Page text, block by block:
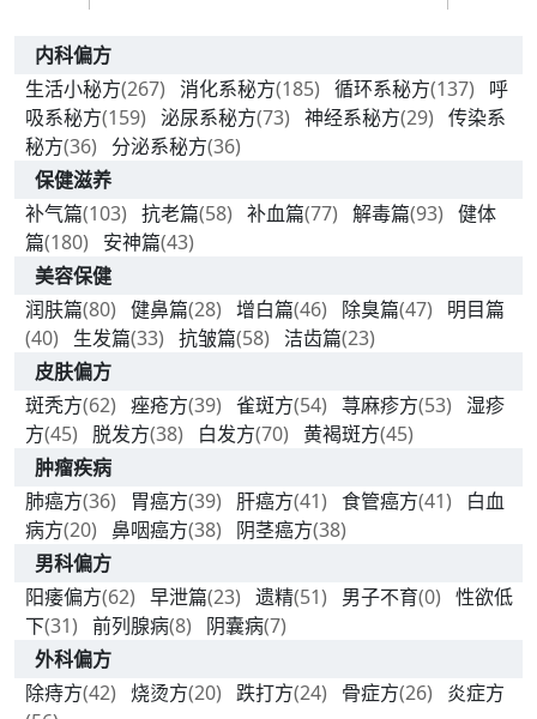
内科偏方
生活小秘方(267) 消化系秘方(185) 循环系秘方(137)
呼
吸系秘方(159) 泌尿系秘方(73) 神经系秘方(29) 传染系
秘方(36) 分泌系秘方(36)
保健滋养
补气篇(103) 抗老篇(58) 补血篇(77) 解毒篇(93) 健体
篇(180) 安神篇(43)
美容保健
润肤篇(80) 健鼻篇(28) 增白篇(46) 除臭篇(47)
明目篇
(40)
生发篇(33) 抗皱篇(58) 洁齿篇(23)
皮肤偏方
斑秃方(62) 痤疮方(39) 雀斑方(54) 荨麻疹方(53)
湿疹
方(45) 脱发方(38) 白发方(70) 黄褐斑方(45)
肿瘤疾病
肺癌方(36) 胃癌方(39) 肝癌方(41) 食管癌方(41)
白血
病方(20) 鼻咽癌方(38) 阴茎癌方(38)
男科偏方
阳痿偏方(62) 早泄篇(23) 遗精(51) 男子不育(0) 性欲低
下(31) 前列腺病(8) 阴囊病(7)
外科偏方
除痔方(42) 烧烫方(20) 跌打方(24) 骨症方(26)
炎症方